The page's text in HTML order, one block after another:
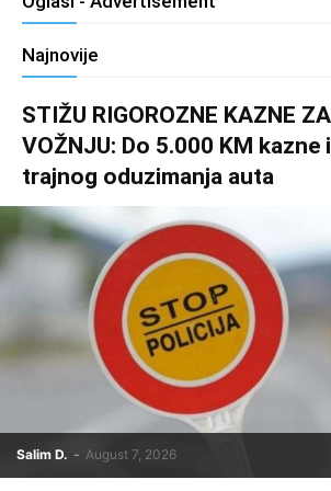
Najnovije
STIŽU RIGOROZNE KAZNE
VOŽNJU: Do 5.000 KM
trajnog oduzimanja auta
Salim D. - August 7, 2026